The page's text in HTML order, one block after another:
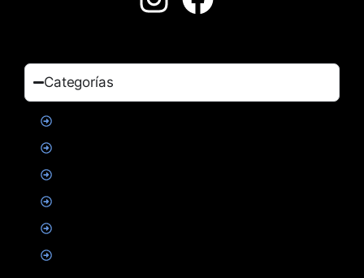
Categorías